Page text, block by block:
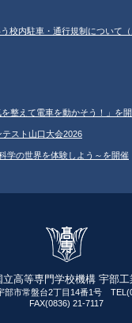
校内駐車・通行規制について（
整えて電車を動かそう！」を
スト山口大会2026
学の世界を体験しよう～を開催
高等専門学校機構 宇部
市常盤台2丁目14番1号
FAX(0836) 21-7117